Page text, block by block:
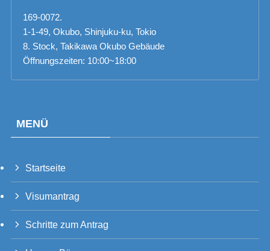
169-0072.
1-1-49, Okubo, Shinjuku-ku, Tokio
8. Stock, Takikawa Okubo Gebäude
Öffnungszeiten: 10:00~18:00
MENÜ
Startseite
Visumantrag
Schritte zum Antrag
TH
PT_BR